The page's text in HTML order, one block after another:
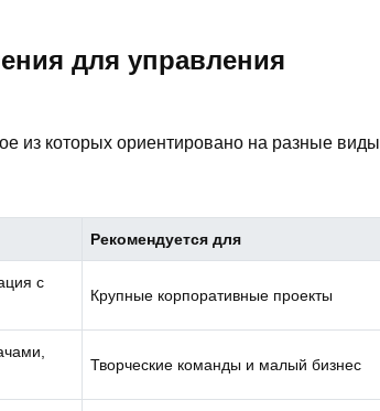
для управления
из которых ориентировано на разные виды
Рекомендуется для
с
Крупные корпоративные проекты
Творческие команды и малый бизнес